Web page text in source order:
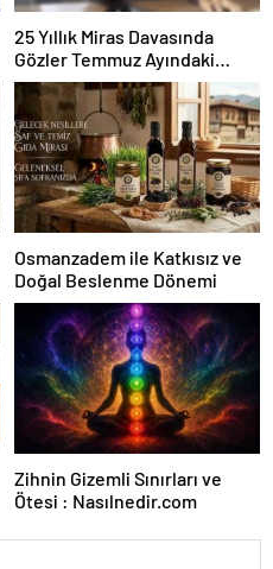
25 Yıllık Miras Davasında
Gözler Temmuz Ayındaki
Karar Duruşmasına Çevrildi
Osmanzadem ile Katkısız ve
Doğal Beslenme Dönemi
Zihnin Gizemli Sınırları ve
Ötesi : Nasılnedir.com